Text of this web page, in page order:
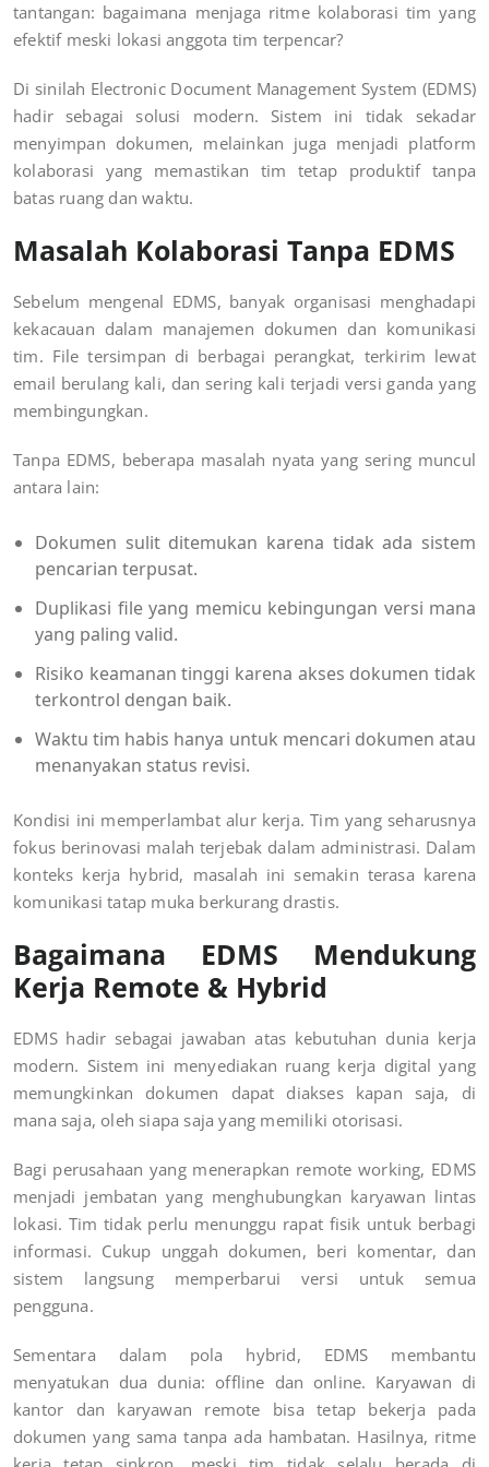
tantangan: bagaimana menjaga ritme kolaborasi tim yang
efektif meski lokasi anggota tim terpencar?
Di sinilah Electronic Document Management System (EDMS)
hadir sebagai solusi modern. Sistem ini tidak sekadar
menyimpan dokumen, melainkan juga menjadi platform
kolaborasi yang memastikan tim tetap produktif tanpa
batas ruang dan waktu.
Masalah Kolaborasi Tanpa EDMS
Sebelum mengenal EDMS, banyak organisasi menghadapi
kekacauan dalam manajemen dokumen dan komunikasi
tim. File tersimpan di berbagai perangkat, terkirim lewat
email berulang kali, dan sering kali terjadi versi ganda yang
membingungkan.
Tanpa EDMS, beberapa masalah nyata yang sering muncul
antara lain:
Dokumen sulit ditemukan karena tidak ada sistem
pencarian terpusat.
Duplikasi file yang memicu kebingungan versi mana
yang paling valid.
Risiko keamanan tinggi karena akses dokumen tidak
terkontrol dengan baik.
Waktu tim habis hanya untuk mencari dokumen atau
menanyakan status revisi.
Kondisi ini memperlambat alur kerja. Tim yang seharusnya
fokus berinovasi malah terjebak dalam administrasi. Dalam
konteks kerja hybrid, masalah ini semakin terasa karena
komunikasi tatap muka berkurang drastis.
Bagaimana EDMS Mendukung
Kerja Remote & Hybrid
EDMS hadir sebagai jawaban atas kebutuhan dunia kerja
modern. Sistem ini menyediakan ruang kerja digital yang
memungkinkan dokumen dapat diakses kapan saja, di
mana saja, oleh siapa saja yang memiliki otorisasi.
Bagi perusahaan yang menerapkan remote working, EDMS
menjadi jembatan yang menghubungkan karyawan lintas
lokasi. Tim tidak perlu menunggu rapat fisik untuk berbagi
informasi. Cukup unggah dokumen, beri komentar, dan
sistem langsung memperbarui versi untuk semua
pengguna.
Sementara dalam pola hybrid, EDMS membantu
menyatukan dua dunia: offline dan online. Karyawan di
kantor dan karyawan remote bisa tetap bekerja pada
dokumen yang sama tanpa ada hambatan. Hasilnya, ritme